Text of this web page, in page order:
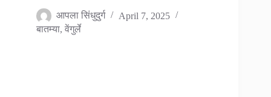
आपला सिंधुदुर्ग
April 7, 2025
बातम्या, वेंगुर्ले